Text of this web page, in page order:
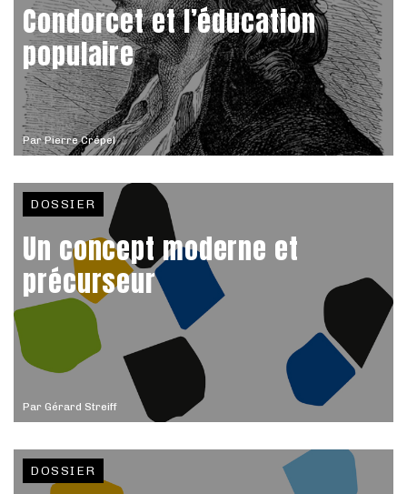
ParPierre Crépel
Condorcet et l’éducation
populaire
Par Gérard Streiff
DOSSIER
Un concept moderne et
précurseur
DOSSIER